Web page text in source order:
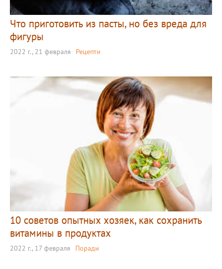
Что приготовить из пасты, но без вреда для
фигуры
2022 г., 21 февраля Рецепти
10 советов опытных хозяек, как сохранить
витамины в продуктах
2022 г., 17 февраля Поради